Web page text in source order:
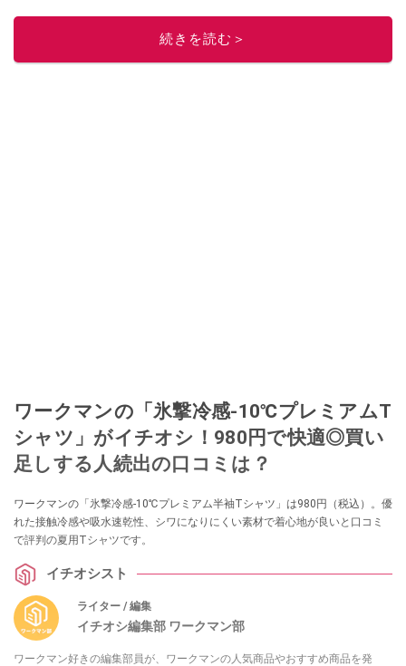
このイチオシストの他の記事を読む
続きを読む＞
ワークマンの「氷撃冷感-10℃プレミアムT
シャツ」がイチオシ！980円で快適◎買い
足しする人続出の口コミは？
ワークマンの「氷撃冷感-10℃プレミアム半袖Tシャツ」は980円（税込）。優
れた接触冷感や吸水速乾性、シワになりにくい素材で着心地が良いと口コミ
で評判の夏用Tシャツです。
イチオシスト
ライター / 編集
イチオシ編集部 ワークマン部
ワークマン好きの編集部員が、ワークマンの人気商品やおすすめ商品を発